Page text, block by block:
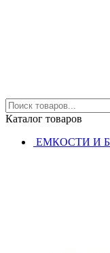
Каталог товаров
ЕМКОСТИ И